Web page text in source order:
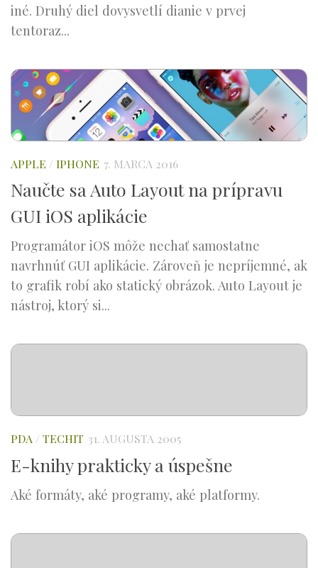
iné. Druhý diel dovysvetlí dianie v prvej
tentoraz...
APPLE / IPHONE 7. MARCA 2016
Naučte sa Auto Layout na prípravu
GUI iOS aplikácie
Programátor iOS môže nechať samostatne
navrhnúť GUI aplikácie. Zároveň je nepríjemné, ak
to grafik robí ako statický obrázok. Auto Layout je
nástroj, ktorý si...
PDA / TECHIT 31. AUGUSTA 2005
E-knihy prakticky a úspešne
Aké formáty, aké programy, aké platformy.